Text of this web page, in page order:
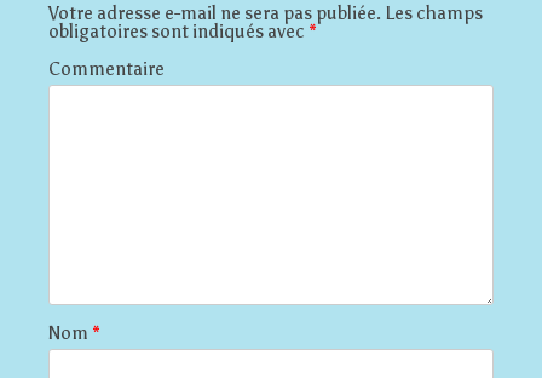
Votre adresse e-mail ne sera pas publiée. Les champs
obligatoires sont indiqués avec *
Commentaire
Nom *